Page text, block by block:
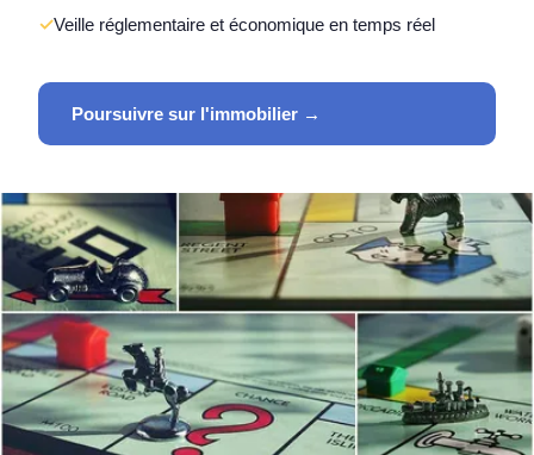
Veille réglementaire et économique en temps réel
Poursuivre sur l'immobilier →